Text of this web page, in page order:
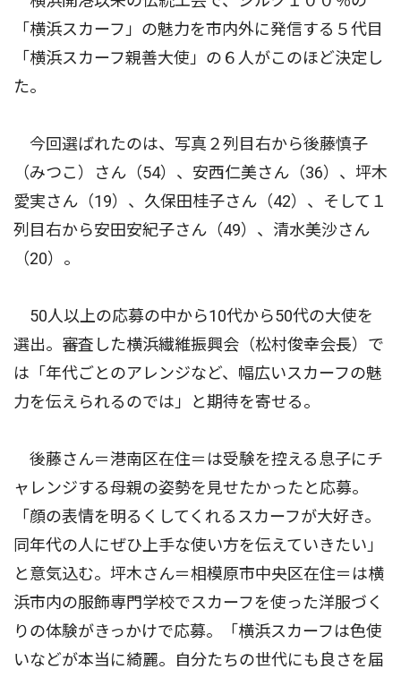
「横浜スカーフ」の魅力を市内外に発信する５代目
「横浜スカーフ親善大使」の６人がこのほど決定し
た。
今回選ばれたのは、写真２列目右から後藤慎子
（みつこ）さん（54）、安西仁美さん（36）、坪木
愛実さん（19）、久保田桂子さん（42）、そして１
列目右から安田安紀子さん（49）、清水美沙さん
（20）。
50人以上の応募の中から10代から50代の大使を
選出。審査した横浜繊維振興会（松村俊幸会長）で
は「年代ごとのアレンジなど、幅広いスカーフの魅
力を伝えられるのでは」と期待を寄せる。
後藤さん＝港南区在住＝は受験を控える息子にチ
ャレンジする母親の姿勢を見せたかったと応募。
「顔の表情を明るくしてくれるスカーフが大好き。
同年代の人にぜひ上手な使い方を伝えていきたい」
と意気込む。坪木さん＝相模原市中央区在住＝は横
浜市内の服飾専門学校でスカーフを使った洋服づく
りの体験がきっかけで応募。「横浜スカーフは色使
いなどが本当に綺麗。自分たちの世代にも良さを届